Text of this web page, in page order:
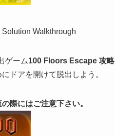
Walkthrough
ゲーム100 Floors Escape 攻略
ドアを開けて脱出しよう。
際にはご注意下さい。